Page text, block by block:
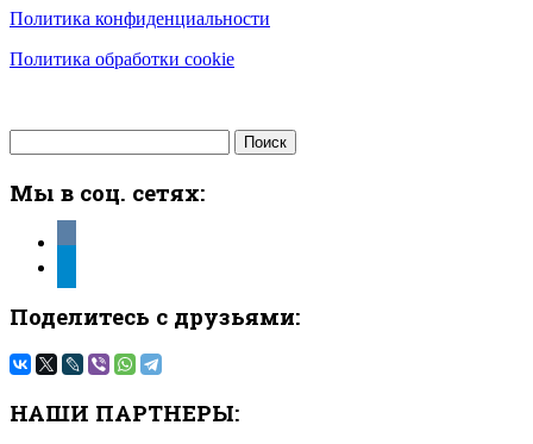
Политика конфиденциальности
Политика обработки cookie
Мы в соц. сетях:
Поделитесь с друзьями:
НАШИ ПАРТНЕРЫ: